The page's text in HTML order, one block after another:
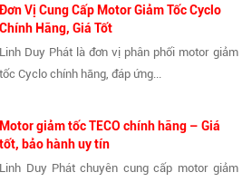
Đơn Vị Cung Cấp Motor Giảm Tốc Cyclo
Chính Hãng, Giá Tốt
Linh Duy Phát là đơn vị phân phối motor giảm
tốc Cyclo chính hãng, đáp ứng...
Motor giảm tốc TECO chính hãng – Giá
tốt, bảo hành uy tín
Linh Duy Phát chuyên cung cấp motor giảm